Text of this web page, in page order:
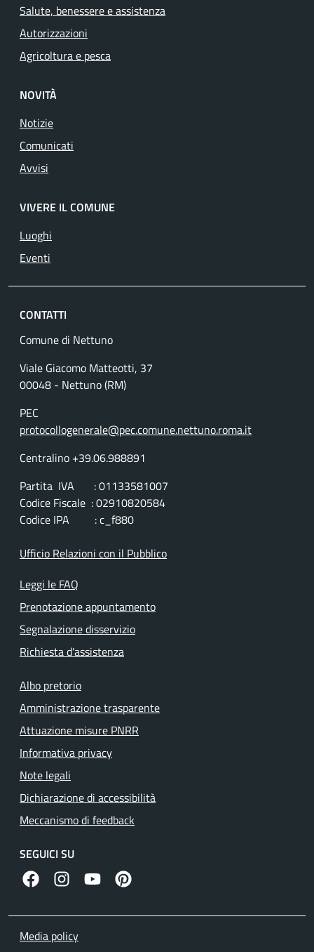
Salute, benessere e assistenza
Autorizzazioni
Agricoltura e pesca
NOVITÀ
Notizie
Comunicati
Avvisi
VIVERE IL COMUNE
Luoghi
Eventi
CONTATTI
Comune di Nettuno
Viale Giacomo Matteotti, 37
00048 - Nettuno (RM)
PEC
protocollogenerale@pec.comune.nettuno.roma.it
Centralino +39.06.988891
Partita IVA : 01133581007
Codice Fiscale : 02910820584
Codice IPA : c_f880
Ufficio Relazioni con il Pubblico
Leggi le FAQ
Prenotazione appuntamento
Segnalazione disservizio
Richiesta d'assistenza
Albo pretorio
Amministrazione trasparente
Attuazione misure PNRR
Informativa privacy
Note legali
Dichiarazione di accessibilità
Meccanismo di feedback
SEGUICI SU
facebook instagramcanale youtube
pinterest
Media policy